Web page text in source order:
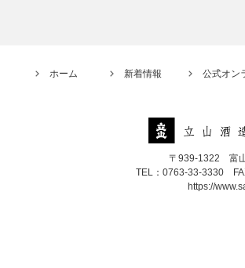
ホーム 新着情報 公式オン
〒939-1322 富
TEL：0763-33-3330
https://